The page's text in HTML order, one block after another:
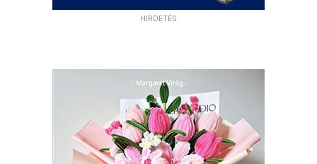
HIRDETÉS